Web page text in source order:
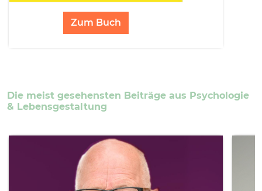
Zum Buch
Die meist gesehensten Beiträge aus Psychologie
& Lebensgestaltung